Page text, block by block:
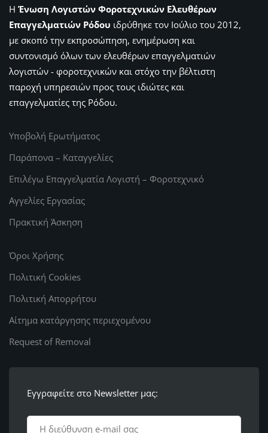
Η Ένωση Λογιστών Φοροτεχνικών Ελευθέρων
Επαγγελματιών Ρόδου ιδρύθηκε τον Ιούλιο του 2012,
με σκοπό την εκπροσώπηση, ενημέρωση και
συντονισμό όλων των ελευθέρων επαγγελματιών
λογιστών - φοροτεχνικών και στόχο την βέλτιστη
παροχή υπηρεσιών προς τους ιδιώτες και
επαγγελματίες της Ρόδου.
Υποβολή Ερωτήματος
Παράπονα – Καταγγελίες
Επιλέγω Επαγγελματία Λογιστή – Φοροτεχνικό
Αγγελίες Εργασίας
Πρακτική Άσκηση
Όροι Χρήσης
Πολιτική Cookies
Πολιτική Απορρήτου
Αίτημα κατάργησης περιεχομένου
Request of Removal
Εγγραφείτε στο Newsletter μας: